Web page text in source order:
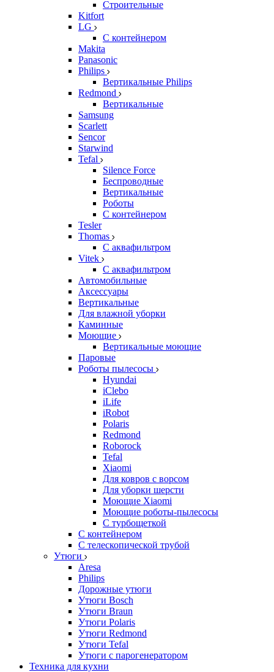
Строительные
Kitfort
LG
С контейнером
Makita
Panasonic
Philips
Вертикальные Philips
Redmond
Вертикальные
Samsung
Scarlett
Sencor
Starwind
Tefal
Silence Force
Беспроводные
Вертикальные
Роботы
С контейнером
Tesler
Thomas
С аквафильтром
Vitek
С аквафильтром
Автомобильные
Аксессуары
Вертикальные
Для влажной уборки
Каминные
Моющие
Вертикальные моющие
Паровые
Роботы пылесосы
Hyundai
iClebo
iLife
iRobot
Polaris
Redmond
Roborock
Tefal
Xiaomi
Для ковров с ворсом
Для уборки шерсти
Моющие Xiaomi
Моющие роботы-пылесосы
С турбощеткой
С контейнером
С телескопической трубой
Утюги
Aresa
Philips
Дорожные утюги
Утюги Bosch
Утюги Braun
Утюги Polaris
Утюги Redmond
Утюги Tefal
Утюги с парогенератором
Техника для кухни